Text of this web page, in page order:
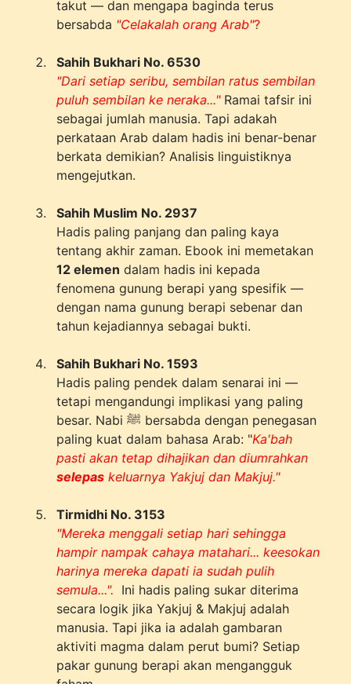
takut — dan mengapa baginda terus
bersabda "Celakalah orang Arab"?
Sahih Bukhari No. 6530
"Dari setiap seribu, sembilan ratus sembilan
puluh sembilan ke neraka..."Ramai tafsir ini
sebagai jumlah manusia. Tapi adakah
perkataan Arab dalam hadis ini benar-benar
berkata demikian? Analisis linguistiknya
mengejutkan.
Sahih Muslim No. 2937
Hadis paling panjang dan paling kaya
tentang akhir zaman. Ebook ini memetakan
12 elemen dalam hadis ini kepada
fenomena gunung berapi yang spesifik —
dengan nama gunung berapi sebenar dan
tahun kejadiannya sebagai bukti.
Sahih Bukhari No. 1593
Hadis paling pendek dalam senarai ini —
tetapi mengandungi implikasi yang paling
besar. Nabi ﷺ bersabda dengan penegasan
paling kuat dalam bahasa Arab: "Ka'bah
pasti akan tetap dihajikan dan diumrahkan
selepas keluarnya Yakjuj dan Makjuj."
Tirmidhi No. 3153
"Mereka menggali setiap hari sehingga
hampir nampak cahaya matahari... keesokan
harinya mereka dapati ia sudah pulih
semula...". Ini hadis paling sukar diterima
secara logik jika Yakjuj & Makjuj adalah
manusia. Tapi jika ia adalah gambaran
aktiviti magma dalam perut bumi? Setiap
pakar gunung berapi akan mengangguk